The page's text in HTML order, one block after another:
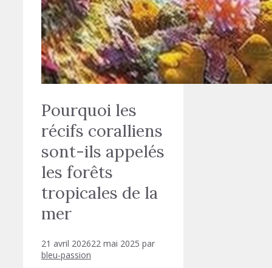
Pourquoi les
récifs coralliens
sont-ils appelés
les forêts
tropicales de la
mer
21 avril 202622 mai 2025 par
bleu-passion